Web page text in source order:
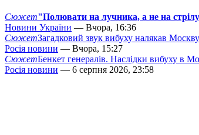
Сюжет"Полювати на лучника, а не на
Новини України — Вчора, 16:36
СюжетЗагадковий звук вибуху налякав
Росія новини — Вчора, 15:27
СюжетБенкет генералів. Наслідки вибуху в
Росія новини — 6 серпня 2026, 23:58